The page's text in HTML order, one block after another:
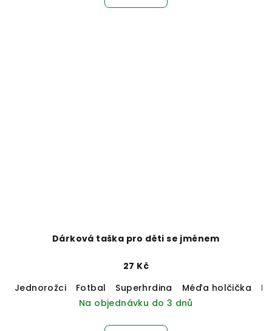
Dárková taška pro děti se jménem
27 Kč
Jednorožci
Fotbal Superhrdina Méďa holčička
Na objednávku do 3 dnů